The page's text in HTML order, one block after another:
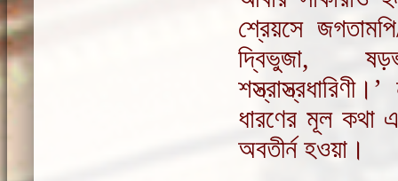
শ্রেয়সে
দ্বিভুজা,
ধারণের মূল কথা
অবতীর্ন হওয়া।